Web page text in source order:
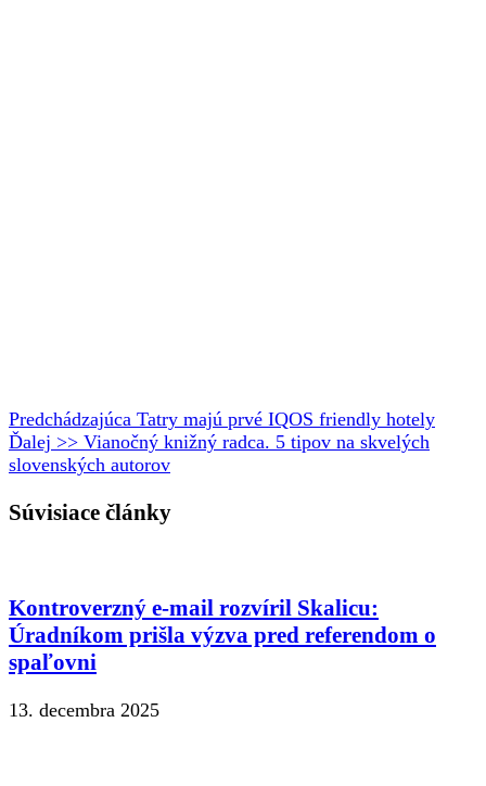
Predchádzajúca Tatry majú prvé IQOS friendly hotely
Ďalej >> Vianočný knižný radca. 5 tipov na skvelých
slovenských autorov
Súvisiace články
Kontroverzný e-mail rozvíril Skalicu:
Úradníkom prišla výzva pred referendom o
spaľovni
13. decembra 2025